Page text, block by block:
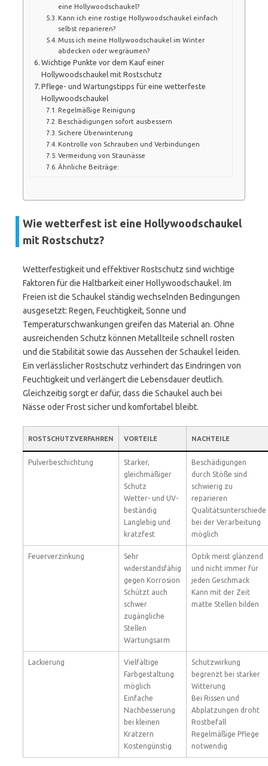
eine Hollywoodschaukel?
Kann ich eine rostige Hollywoodschaukel einfach
selbst reparieren?
Muss ich meine Hollywoodschaukel im Winter
abdecken oder wegräumen?
Wichtige Punkte vor dem Kauf einer
Hollywoodschaukel mit Rostschutz
Pflege- und Wartungstipps für eine wetterfeste
Hollywoodschaukel
Regelmäßige Reinigung
Beschädigungen sofort ausbessern
Sichere Überwinterung
Kontrolle von Schrauben und Verbindungen
Vermeidung von Staunässe
Ähnliche Beiträge:
Wie wetterfest ist eine Hollywoodschaukel
mit Rostschutz?
Wetterfestigkeit und effektiver Rostschutz sind wichtige
Faktoren für die Haltbarkeit einer Hollywoodschaukel. Im
Freien ist die Schaukel ständig wechselnden Bedingungen
ausgesetzt: Regen, Feuchtigkeit, Sonne und
Temperaturschwankungen greifen das Material an. Ohne
ausreichenden Schutz können Metallteile schnell rosten
und die Stabilität sowie das Aussehen der Schaukel leiden.
Ein verlässlicher Rostschutz verhindert das Eindringen von
Feuchtigkeit und verlängert die Lebensdauer deutlich.
Gleichzeitig sorgt er dafür, dass die Schaukel auch bei
Nässe oder Frost sicher und komfortabel bleibt.
ROSTSCHUTZVERFAHREN VORTEILE NACHTEILE
Pulverbeschichtung
Starker,
gleichmäßiger
Schutz
Wetter- und UV-
beständig
Langlebig und
kratzfest
Beschädigungen
durch Stöße sind
schwierig zu
reparieren
Qualitätsunterschiede
bei der Verarbeitung
möglich
Feuerverzinkung
Sehr
widerstandsfähig
gegen Korrosion
Schützt auch
schwer
zugängliche
Stellen
Wartungsarm
Optik meist glänzend
und nicht immer für
jeden Geschmack
Kann mit der Zeit
matte Stellen bilden
Lackierung
Vielfältige
Farbgestaltung
möglich
Einfache
Nachbesserung
bei kleinen
Kratzern
Kostengünstig
Schutzwirkung
begrenzt bei starker
Witterung
Bei Rissen und
Abplatzungen droht
Rostbefall
Regelmäßige Pflege
notwendig